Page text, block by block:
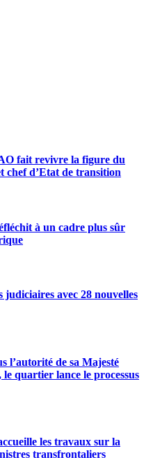
fait revivre la figure du
chef d’Etat de transition
à un cadre plus sûr
judiciaires avec 28 nouvelles
l’autorité de sa Majesté
quartier lance le processus
les travaux sur la
transfrontaliers